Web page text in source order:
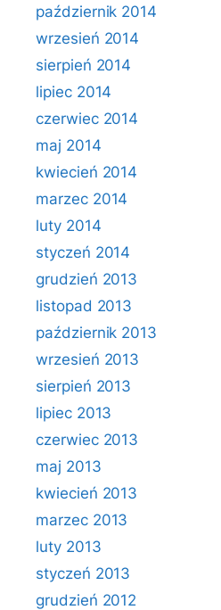
październik 2014
wrzesień 2014
sierpień 2014
lipiec 2014
czerwiec 2014
maj 2014
kwiecień 2014
marzec 2014
luty 2014
styczeń 2014
grudzień 2013
listopad 2013
październik 2013
wrzesień 2013
sierpień 2013
lipiec 2013
czerwiec 2013
maj 2013
kwiecień 2013
marzec 2013
luty 2013
styczeń 2013
grudzień 2012